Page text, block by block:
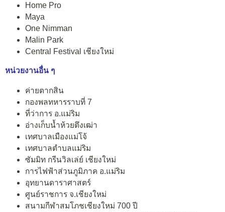
Home Pro
Maya
One Nimman
Malin Park
Central Festival เชียงใหม่
หน่วยงานอื่น ๆ
ค่ายตากสิน
กองพลทหารราบที่ 7
ที่ว่าการ อ.แม่ริม
อ่างเก็บน้ำห้วยตึงเฒ่า
เทศบาลเมืองแม่โจ้
เทศบาลตำบลแม่ริม
ซัมมิท กรีนวิลเล่ย์ เชียงใหม่
การไฟฟ้าส่วนภูมิภาค อ.แม่ริม
อุทยานดาราศาสตร์
ศูนย์ราชการ จ.เชียงใหม่
สนามกีฬาสมโภชเชียงใหม่ 700 ปี